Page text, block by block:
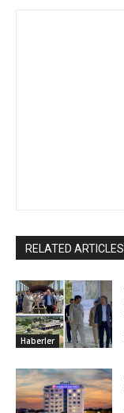
RELATED ARTICLES
Haberler